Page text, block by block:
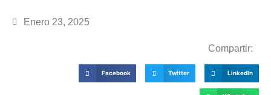
Enero 23, 2025
Compartir:
Facebook Twitter LinkedIn